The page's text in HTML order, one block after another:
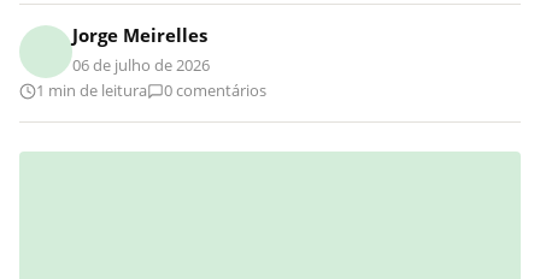
Jorge Meirelles
06 de julho de 2026
1 min de leitura
0 comentários